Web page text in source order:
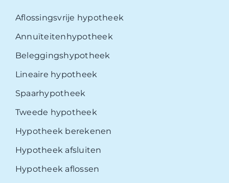
Aflossingsvrije hypotheek
Annuïteitenhypotheek
Beleggingshypotheek
Lineaire hypotheek
Spaarhypotheek
Tweede hypotheek
Hypotheek berekenen
Hypotheek afsluiten
Hypotheek aflossen